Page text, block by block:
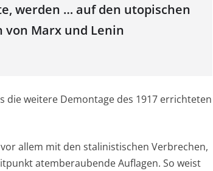
werden … auf den utopischen
von Marx und Lenin
weitere Demontage des 1917 errichteten
allem mit den stalinistischen Verbrechen,
atemberaubende Auflagen. So weist